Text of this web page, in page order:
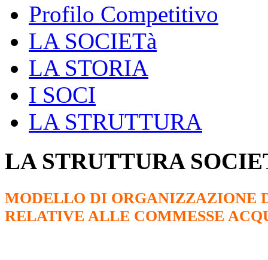
Profilo Competitivo
LA SOCIETà
LA STORIA
I SOCI
LA STRUTTURA
LA STRUTTURA
MODELLO DI ORGANIZZAZIONE
RELATIVE ALLE COMMESSE